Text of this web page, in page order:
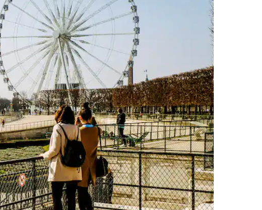
para cima e para baixo do teclado ou tocando e deslizando o dedo na tela.